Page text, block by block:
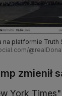
na platformie Truth
zmienił
York